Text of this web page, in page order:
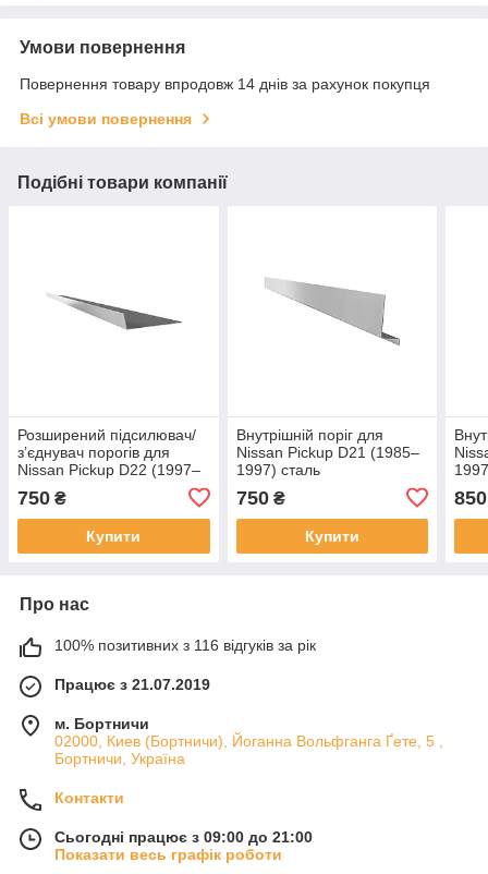
Умови повернення
Повернення товару впродовж 14 днів за рахунок покупця
Всі умови повернення
Подібні товари компанії
Розширений підсилювач/
зʼєднувач порогів для
Nissan Pickup D22 (1997–
750 ₴
Купити
Внутрішній поріг для
Nissan Pickup D21 (1985–
1997) сталь
750₴
Купити
850
Про нас
100% позитивних з 116 відгуків за рік
Працює з 21.07.2019
м. Бортничи
02000, Киев (Бортничи), Йоганна Вольфганга Ґете, 5 ,
Бортничи, Україна
Контакти
Сьогодні працює з 09:00 до 21:00
Показати весь графік роботи